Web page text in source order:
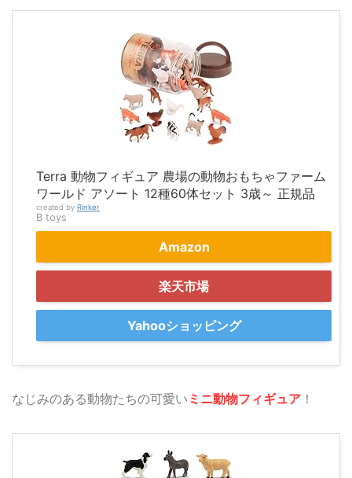
Terra 動物フィギュア 農場の動物おもちゃファーム
ワールド アソート 12種60体セット 3歳～ 正規品
created by Rinker
B toys
Amazon
楽天市場
Yahooショッピング
なじみのある動物たちの可愛い ミニ動物フィギュア ！